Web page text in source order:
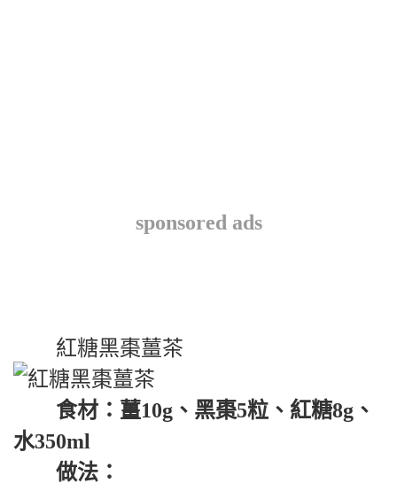
sponsored ads
紅糖黑棗薑茶
食材：薑10g、黑棗5粒、紅糖8g、
水350ml
做法：